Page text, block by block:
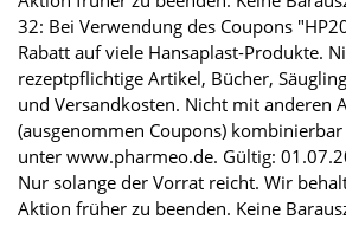
32: Bei Verwendung des Coupons
Rabatt auf viele Hansaplast-Produkte.
rezeptpflichtige Artikel, Bücher,
und Versandkosten. Nicht mit anderen
(ausgenommen Coupons)
unter www.pharmeo.de. Gültig:
Nur solange der Vorrat reicht. Wir
Aktion früher zu beenden. Keine